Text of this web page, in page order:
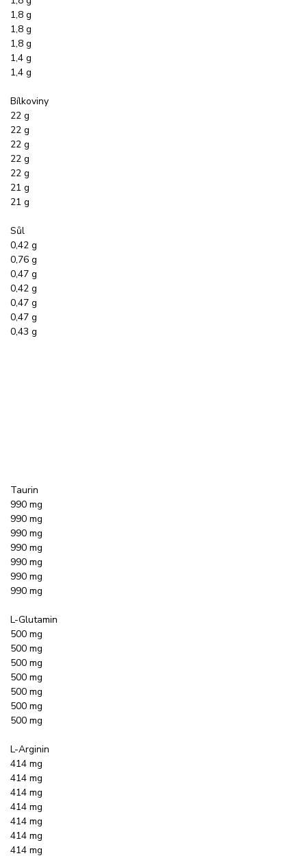
1,8 g
1,8 g
1,8 g
1,4 g
1,4 g
Bílkoviny
22 g
22 g
22 g
22 g
22 g
21 g
21 g
Sůl
0,42 g
0,76 g
0,47 g
0,42 g
0,47 g
0,47 g
0,43 g
Taurin
990 mg
990 mg
990 mg
990 mg
990 mg
990 mg
990 mg
L-Glutamin
500 mg
500 mg
500 mg
500 mg
500 mg
500 mg
500 mg
L-Arginin
414 mg
414 mg
414 mg
414 mg
414 mg
414 mg
414 mg